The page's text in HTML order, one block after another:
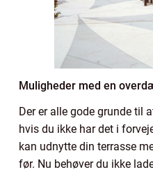
Muligheder med en
Der er alle gode grunde til
hvis du ikke har det i
kan udnytte din terrasse
før. Nu behøver du ikke